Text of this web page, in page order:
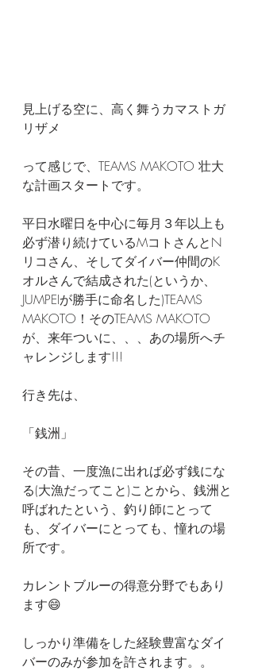
見上げる空に、高く舞うカマストガ
リザメ
って感じで、TEAMS MAKOTO 壮大
な計画スタートです。
平日水曜日を中心に毎月３年以上も
必ず潜り続けているMコトさんとN
リコさん、そしてダイバー仲間のK
オルさんで結成された(というか、
JUMPEIが勝手に命名した)TEAMS
MAKOTO！そのTEAMS MAKOTO
が、来年ついに、、、あの場所へチ
ャレンジします!!!
行き先は、
「銭洲」
その昔、一度漁に出れば必ず銭にな
る(大漁だってこと)ことから、銭洲と
呼ばれたという、釣り師にとって
も、ダイバーにとっても、憧れの場
所です。
カレントブルーの得意分野でもあり
ます😄
しっかり準備をした経験豊富なダイ
バーのみが参加を許されます。。